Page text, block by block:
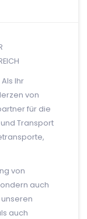
Ihr
von
für die
Transport
von
auch
auch